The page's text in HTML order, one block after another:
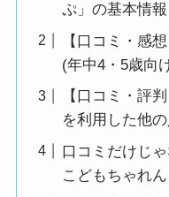
ぷ」の基本情
【口コミ・感
(年中4・5歳向
【口コミ・評
を利用した他
口コミだけじ
こどもちゃれ